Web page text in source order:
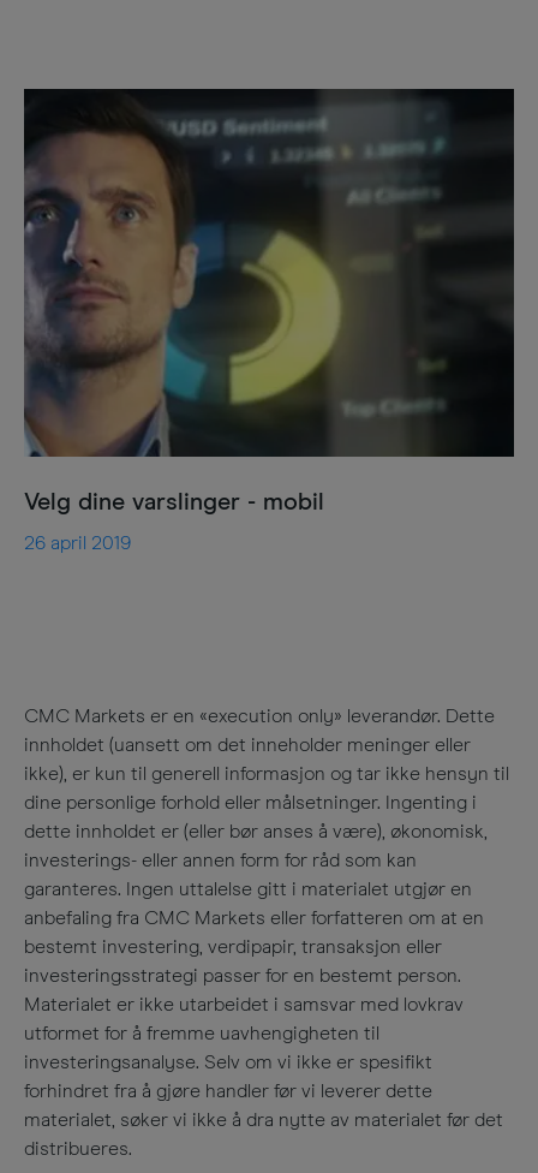
Velg dine varslinger - mobil
26 april 2019
CMC Markets er en «execution only» leverandør. Dette
innholdet (uansett om det inneholder meninger eller
ikke), er kun til generell informasjon og tar ikke hensyn til
dine personlige forhold eller målsetninger. Ingenting i
dette innholdet er (eller bør anses å være), økonomisk,
investerings- eller annen form for råd som kan
garanteres. Ingen uttalelse gitt i materialet utgjør en
anbefaling fra CMC Markets eller forfatteren om at en
bestemt investering, verdipapir, transaksjon eller
investeringsstrategi passer for en bestemt person.
Materialet er ikke utarbeidet i samsvar med lovkrav
utformet for å fremme uavhengigheten til
investeringsanalyse. Selv om vi ikke er spesifikt
forhindret fra å gjøre handler før vi leverer dette
materialet, søker vi ikke å dra nytte av materialet før det
distribueres.